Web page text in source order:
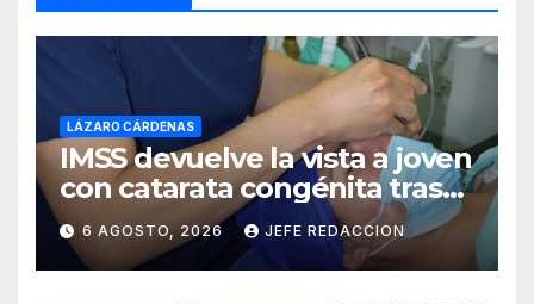
LÁZARO CÁRDENAS
IMSS devuelve la vista a joven
con catarata congénita tras
23 años de limitación visual
6 AGOSTO, 2026 JEFE REDACCION